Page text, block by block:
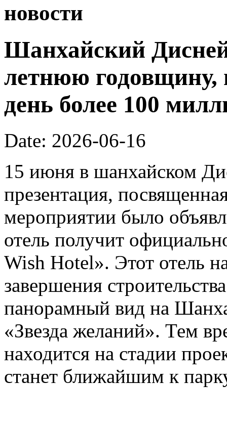
новости
Шанхайский
летнюю годовщину,
день более 100
Date: 2026-06-16
15 июня в шанхайском
презентация,
мероприятии было
отель получит
Wish Hotel». Этот отель
завершения
панорамный вид на
«Звезда желаний». Тем
находится на стадии
станет ближайшим к